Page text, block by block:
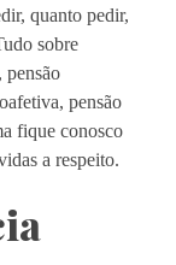
quanto pedir,
sobre
pensão
pensão
fique conosco
a respeito.